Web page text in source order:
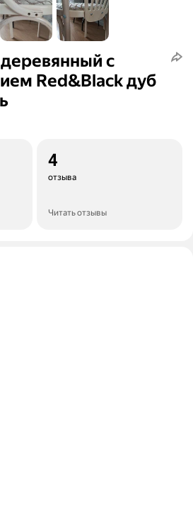
с
Red&Black дуб
4
отзыва
Читать отзывы